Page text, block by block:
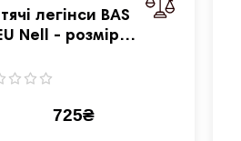
легінси BAS
Nell - розмір
725₴